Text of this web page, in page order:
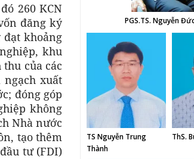
260 KCN
đăng ký
đạt khoảng
khu
của các
xuất
đóng góp
không
Nhà nước
tạo thêm
tư (FDI)
PGS.TS. Nguyễn
TS Nguyễn Trung
Thành
ThS.